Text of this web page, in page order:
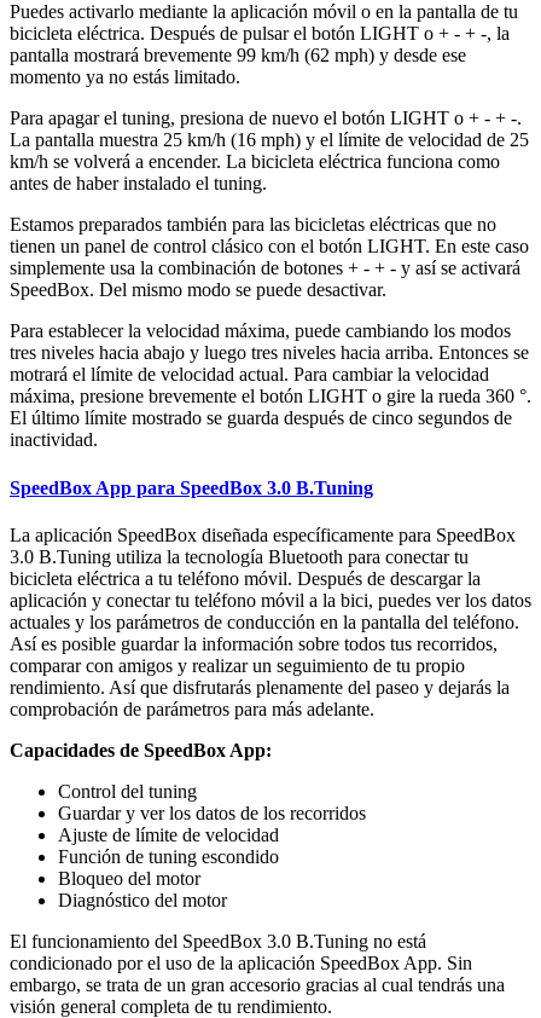
Puedes activarlo mediante la aplicación móvil o en la pantalla de tu
bicicleta eléctrica. Después de pulsar el botón LIGHT o + - + -, la
pantalla mostrará brevemente 99 km/h (62 mph) y desde ese
momento ya no estás limitado.
Para apagar el tuning, presiona de nuevo el botón LIGHT o + - + -.
La pantalla muestra 25 km/h (16 mph) y el límite de velocidad de 25
km/h se volverá a encender. La bicicleta eléctrica funciona como
antes de haber instalado el tuning.
Estamos preparados también para las bicicletas eléctricas que no
tienen un panel de control clásico con el botón LIGHT. En este caso
simplemente usa la combinación de botones + - + - y así se activará
SpeedBox. Del mismo modo se puede desactivar.
Para establecer la velocidad máxima, puede cambiando los modos
tres niveles hacia abajo y luego tres niveles hacia arriba. Entonces se
motrará el límite de velocidad actual. Para cambiar la velocidad
máxima, presione brevemente el botón LIGHT o gire la rueda 360 °.
El último límite mostrado se guarda después de cinco segundos de
inactividad.
SpeedBox App para SpeedBox 3.0 B.Tuning
La aplicación SpeedBox diseñada específicamente para SpeedBox
3.0 B.Tuning utiliza la tecnología Bluetooth para conectar tu
bicicleta eléctrica a tu teléfono móvil. Después de descargar la
aplicación y conectar tu teléfono móvil a la bici, puedes ver los datos
actuales y los parámetros de conducción en la pantalla del teléfono.
Así es posible guardar la información sobre todos tus recorridos,
comparar con amigos y realizar un seguimiento de tu propio
rendimiento. Así que disfrutarás plenamente del paseo y dejarás la
comprobación de parámetros para más adelante.
Capacidades de SpeedBox App:
Control del tuning
Guardar y ver los datos de los recorridos
Ajuste de límite de velocidad
Función de tuning escondido
Bloqueo del motor
Diagnóstico del motor
El funcionamiento del SpeedBox 3.0 B.Tuning no está
condicionado por el uso de la aplicación SpeedBox App. Sin
embargo, se trata de un gran accesorio gracias al cual tendrás una
visión general completa de tu rendimiento.